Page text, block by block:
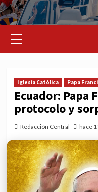
Menu
Iglesia Católica Papa
Ecuador: Papa
protocolo y
Redacción Central hace